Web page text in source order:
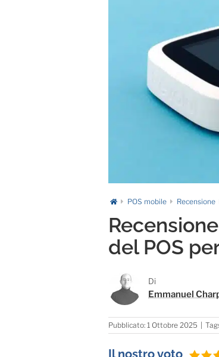
POS mobile Recensione
del POS
Di
Emmanuel
Pubblicato: 1 Ottobre 2025
Il nostro voto